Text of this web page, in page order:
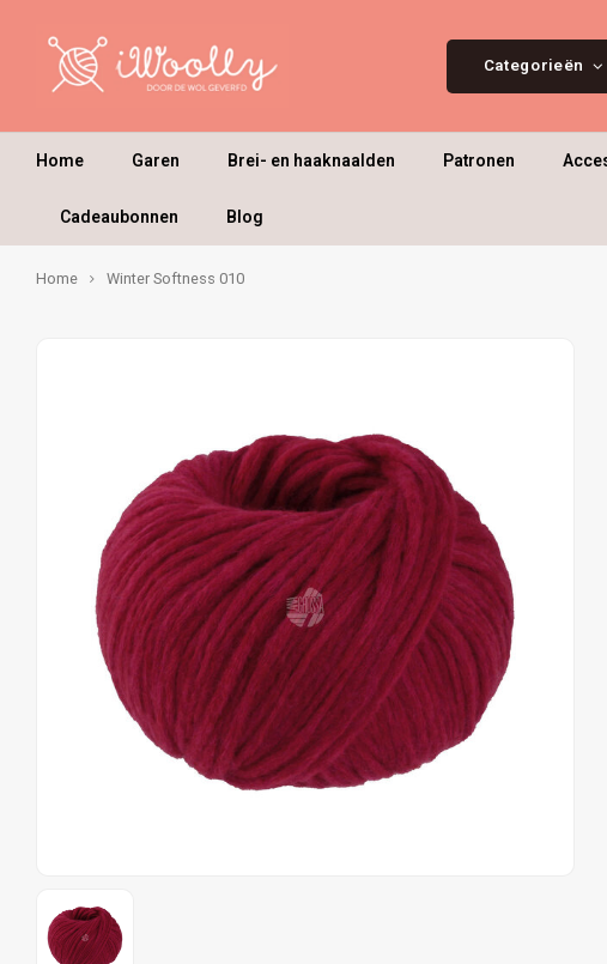
Categorieën
Home Garen Brei- en haaknaalden Patronen
Cadeaubonnen Blog
Home Winter Softness 010